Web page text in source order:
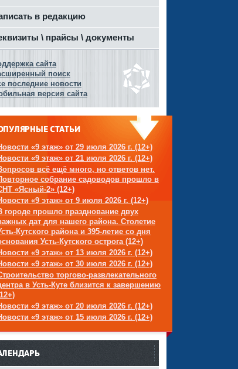
в редакцию
\ прайсы \ документы
сайта
поиск
последние новости
версия сайта
СТАТЬИ
«9 этаж» от 29 июля 2026 г. (12+)
«9 этаж» от 21 июля 2026 г. (12+)
всё ещё много, но ответов нет.
собрание садоводов прошло в
«Ясный-2» (12+)
«9 этаж» от 9 июля 2026 г. (12+)
городе прошло празднование двух
дат для нашего района. Столетие
Кутского района и 395-летие со дня
Усть-Кутского острога (12+)
«9 этаж» от 13 июля 2026 г. (12+)
«9 этаж» от 30 июля 2026 г. (12+)
торгово-развлекательного
в Усть-Куте близится к завершению
«9 этаж» от 20 июля 2026 г. (12+)
«9 этаж» от 15 июля 2026 г. (12+)